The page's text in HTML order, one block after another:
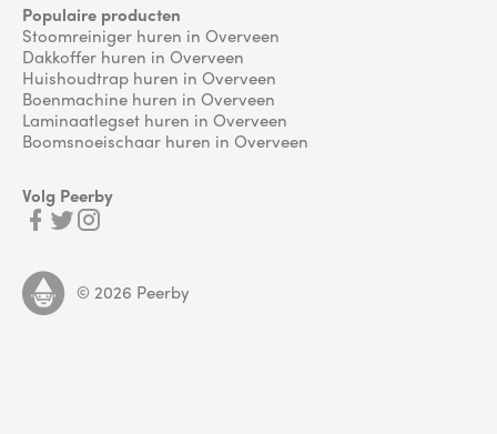
Populaire producten
Stoomreiniger huren in Overveen
Dakkoffer huren in Overveen
Huishoudtrap huren in Overveen
Boenmachine huren in Overveen
Laminaatlegset huren in Overveen
Boomsnoeischaar huren in Overveen
Volg Peerby
© 2026 Peerby